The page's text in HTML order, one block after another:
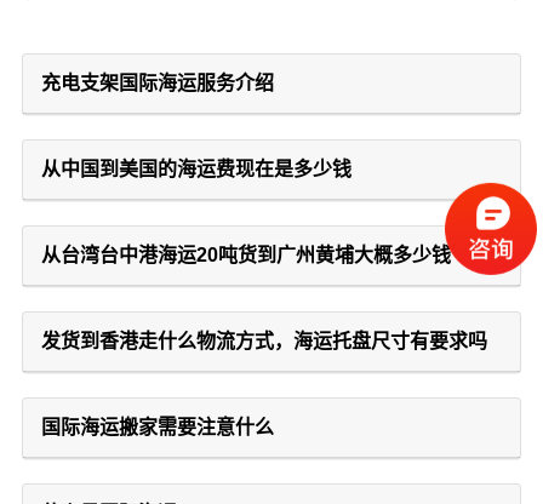
充电支架国际海运服务介绍
从中国到美国的海运费现在是多少钱
从台湾台中港海运20吨货到广州黄埔大概多少钱
发货到香港走什么物流方式，海运托盘尺寸有要求吗
国际海运搬家需要注意什么